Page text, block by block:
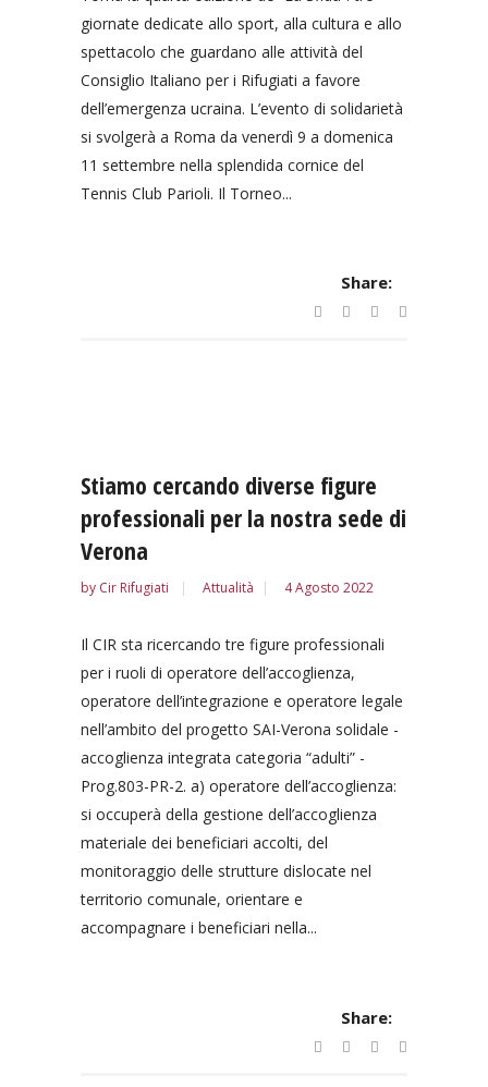
giornate dedicate allo sport, alla cultura e allo
spettacolo che guardano alle attività del
Consiglio Italiano per i Rifugiati a favore
dell’emergenza ucraina. L’evento di solidarietà
si svolgerà a Roma da venerdì 9 a domenica
11 settembre nella splendida cornice del
Tennis Club Parioli. Il Torneo...
Share:
Stiamo cercando diverse figure
professionali per la nostra sede di
Verona
by Cir Rifugiati Attualità 4 Agosto 2022
Il CIR sta ricercando tre figure professionali
per i ruoli di operatore dell’accoglienza,
operatore dell’integrazione e operatore legale
nell’ambito del progetto SAI-Verona solidale -
accoglienza integrata categoria “adulti” -
Prog.803-PR-2. a) operatore dell’accoglienza:
si occuperà della gestione dell’accoglienza
materiale dei beneficiari accolti, del
monitoraggio delle strutture dislocate nel
territorio comunale, orientare e
accompagnare i beneficiari nella...
Share: